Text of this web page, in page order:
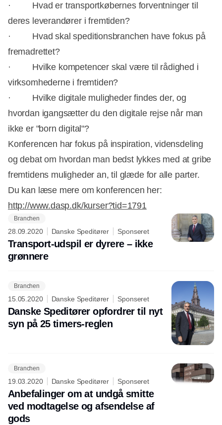
· Hvad er transportkøbernes forventninger til
deres leverandører i fremtiden?
· Hvad skal speditionsbranchen have fokus på
fremadrettet?
· Hvilke kompetencer skal være til rådighed i
virksomhederne i fremtiden?
· Hvilke digitale muligheder findes der, og
hvordan igangsætter du den digitale rejse når man
ikke er "born digital"?
Konferencen har fokus på inspiration, vidensdeling
og debat om hvordan man bedst lykkes med at gribe
fremtidens muligheder an, til glæde for alle parter.
Du kan læse mere om konferencen her:
http://www.dasp.dk/kurser?tid=1791
Branchen
28.09.2020 Danske Speditører Sponseret
Transport-udspil er dyrere – ikke
grønnere
Branchen
15.05.2020 Danske Speditører Sponseret
Danske Speditører opfordrer til nyt
syn på 25 timers-reglen
Branchen
19.03.2020 Danske Speditører Sponseret
Anbefalinger om at undgå smitte
ved modtagelse og afsendelse af
gods